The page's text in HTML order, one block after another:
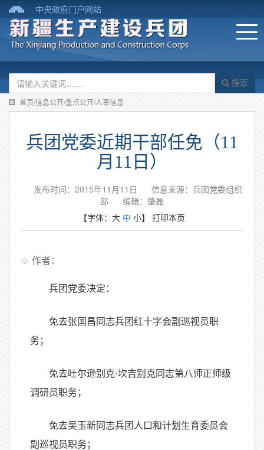
中央政府门户网站
搜索
首页/信息公开/重点公开/人事信息
兵团党委近期干部任免（11
月11日）
发布时间：2015年11月11日
信息来源：兵团党委组织
部
编辑：肇磊
【字体： 大 中 小】 打印本页
作者：
兵团党委决定：
免去张国昌同志兵团红十字会副巡视员职
务；
免去吐尔逊别克·坎吉别克同志第八师正师级
调研员职务；
免去吴玉新同志兵团人口和计划生育委员会
副巡视员职务；